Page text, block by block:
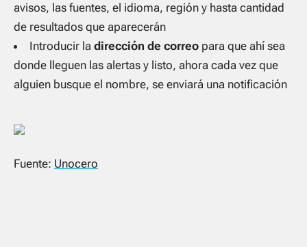
avisos, las fuentes, el idioma, región y hasta cantidad
de resultados que aparecerán
Introducir la dirección de correo para que ahí sea
donde lleguen las alertas y listo, ahora cada vez que
alguien busque el nombre, se enviará una notificación
Fuente: Unocero